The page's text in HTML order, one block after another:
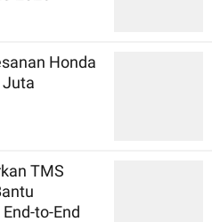
Honda
Juta
TMS
to-End